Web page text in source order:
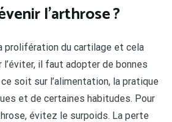
l’arthrose ?
prolifération du cartilage et cela
il faut adopter de bonnes
soit sur l’alimentation, la pratique
et de certaines habitudes. Pour
évitez le surpoids. La perte